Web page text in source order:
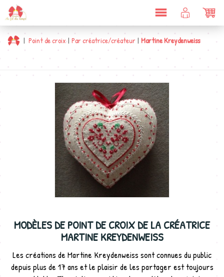
DÉPLIER
LA
NAVIGATION
COMPTE
CLIENT
| Point de croix | Par créatrice/créateur| Martine Kreydenweiss
MODÈLES DE POINT DE CROIX DE LA CRÉATRICE
MARTINE KREYDENWEISS
Les créations de Martine Kreydenweiss sont connues du public
depuis plus de 17 ans et le plaisir de les partager est toujours